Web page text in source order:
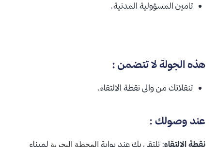
تامين المسؤولية المدنية.
هذه الجولة لا تتضمن :
تنقلاتك من والى نقطة الالتقاء.
عند وصولك :
نقطة الالتقاء: نلتقي بك عند بوابة المحطة البحرية لميناء